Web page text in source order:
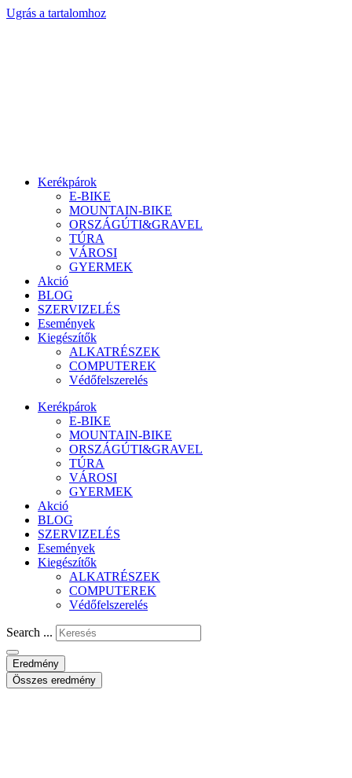
Ugrás a tartalomhoz
Kerékpárok
E-BIKE
MOUNTAIN-BIKE
ORSZÁGÚTI&GRAVEL
TÚRA
VÁROSI
GYERMEK
Akció
BLOG
SZERVIZELÉS
Események
Kiegészítők
ALKATRÉSZEK
COMPUTEREK
Védőfelszerelés
Kerékpárok
E-BIKE
MOUNTAIN-BIKE
ORSZÁGÚTI&GRAVEL
TÚRA
VÁROSI
GYERMEK
Akció
BLOG
SZERVIZELÉS
Események
Kiegészítők
ALKATRÉSZEK
COMPUTEREK
Védőfelszerelés
Search ...
Eredmény
Összes eredmény